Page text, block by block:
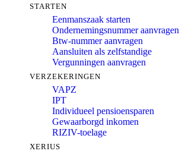
STARTEN
Eenmanszaak starten
Ondernemingsnummer aanvragen
Btw-nummer aanvragen
Aansluiten als zelfstandige
Vergunningen aanvragen
VERZEKERINGEN
VAPZ
IPT
Individueel pensioensparen
Gewaarborgd inkomen
RIZIV-toelage
XERIUS